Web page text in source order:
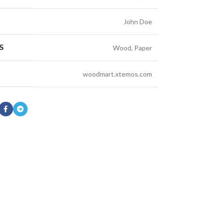
John Doe
Wood, Paper
woodmart.xtemos.com